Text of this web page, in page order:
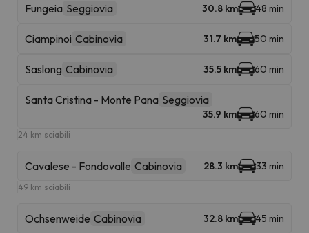
Fungeia Seggiovia 30.8 km 48 min
Ciampinoi Cabinovia 31.7 km 50 min
Saslong Cabinovia 35.5 km 60 min
Santa Cristina - Monte Pana Seggiovia
35.9 km 60 min
24 km sciabili
Cavalese - Fondovalle Cabinovia 28.3 km 33 min
49 km sciabili
Ochsenweide Cabinovia 32.8 km 45 min